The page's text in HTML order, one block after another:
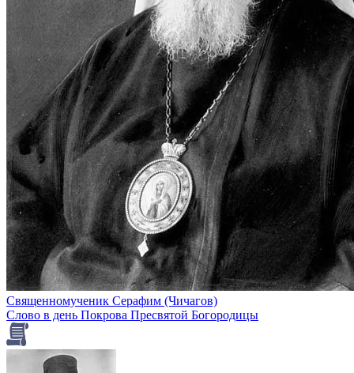
Священномученик Серафим (Чичагов)
Слово в день Покрова Пресвятой Богородицы